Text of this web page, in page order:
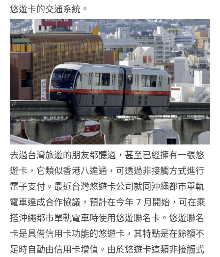
悠遊卡的交通系統。
去過台灣旅遊的朋友都聽過，甚至已經擁有一張悠
遊卡，它類似香港八達通，可透過非接觸方式進行
電子支付。最近台灣悠遊卡公司就同沖繩都市單軌
電車達成合作協議，預計在今年 7 月開始，可在乘
搭沖繩都市單軌電車時使用悠遊聯名卡。悠遊聯名
卡是具備信用卡功能的悠遊卡，其特點是在餘額不
足時自動由信用卡增值。由於悠遊卡這類非接觸式